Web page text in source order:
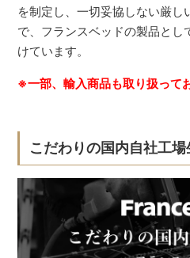
を制定し、一切妥協しない厳し
で、フランスベッドの製品とし
けています。
※一部、輸入商品も取り扱って
こだわりの国内自社工場